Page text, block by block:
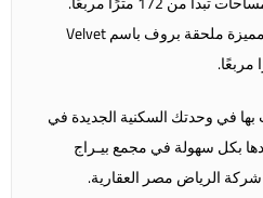
وكذلك وفرت الشركة وحدات مميزة ملحقة بروف باسم Velvet
في وحدتك السكنية الجديدة في
بكل سهولة في مجمع بيـراج
الرياض مصر العقارية.